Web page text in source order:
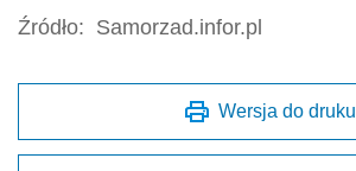
Źródło: Samorzad.infor.pl
Wersja do druku